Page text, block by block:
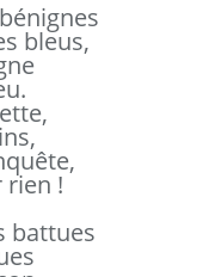
bleus,
rien !
battues